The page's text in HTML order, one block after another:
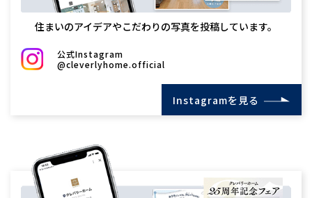
住まいのアイデアやこだわりの写真を投稿しています。
公式Instagram
@cleverlyhome.official
Instagramを見る